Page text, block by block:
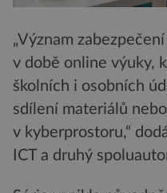
„Význam
v době online výuky,
školních i osobních
sdílení materiálů
v kyberprostoru,“
ICT a druhý